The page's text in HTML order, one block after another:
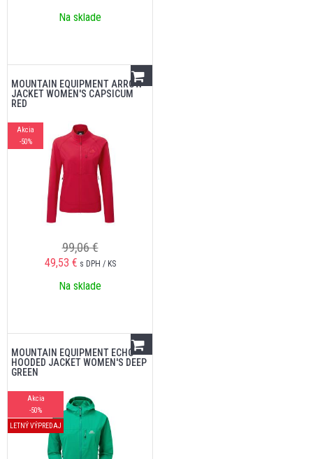
Na sklade
MOUNTAIN EQUIPMENT ARROW
JACKET WOMEN'S CAPSICUM
RED
Akcia
-50%
99,06 €
49,53 € s DPH / KS
Na sklade
MOUNTAIN EQUIPMENT ECHO
HOODED JACKET WOMEN'S DEEP
GREEN
Akcia
-50%
LETNÝ VÝPREDAJ